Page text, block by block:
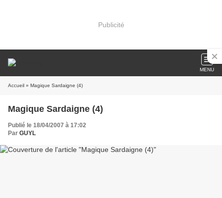
Publicité
MENU
Accueil » Magique Sardaigne (4)
Magique Sardaigne (4)
Publié le 18/04/2007 à 17:02
Par GUYL